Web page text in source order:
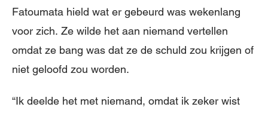
Fatoumata hield wat er gebeurd was wekenlang
voor zich. Ze wilde het aan niemand vertellen
omdat ze bang was dat ze de schuld zou krijgen of
niet geloofd zou worden.
“Ik deelde het met niemand, omdat ik zeker wist